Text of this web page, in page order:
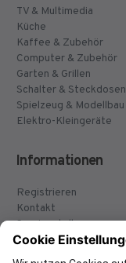
TV & Multimedia
Küche
Kaffee & Zubehör
Computer & Zubehör
Garten & Grillen
Schalter & Steckdosen
Spielzeug & Modellbau
Elektro-Kleingeräte
Informationen
Registrieren
Kontakt
Servicestellen
Versand & Lieferung